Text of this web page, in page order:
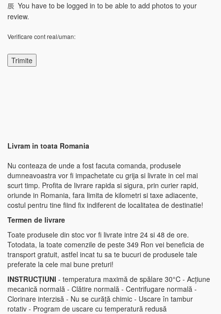
You have to be logged in to be able to add photos to your
review.
Verificare cont real/uman:
Livram in toata Romania
Nu conteaza de unde a fost facuta comanda, produsele
dumneavoastra vor fi impachetate cu grija si livrate in cel mai
scurt timp. Profita de livrare rapida si sigura, prin curier rapid,
oriunde in Romania, fara limita de kilometri si taxe adiacente,
costul pentru tine fiind fix indiferent de localitatea de destinatie!
Termen de livrare
Toate produsele din stoc vor fi livrate intre 24 si 48 de ore.
Totodata, la toate comenzile de peste 349 Ron vei beneficia de
transport gratuit, astfel incat tu sa te bucuri de produsele tale
preferate la cele mai bune preturi!
INSTRUCȚIUNI - temperatura maximă de spălare 30°C - Acțiune
mecanică normală - Clătire normală - Centrifugare normală -
Clorinare interzisă - Nu se curăță chimic - Uscare în tambur
rotativ - Program de uscare cu temperatură redusă